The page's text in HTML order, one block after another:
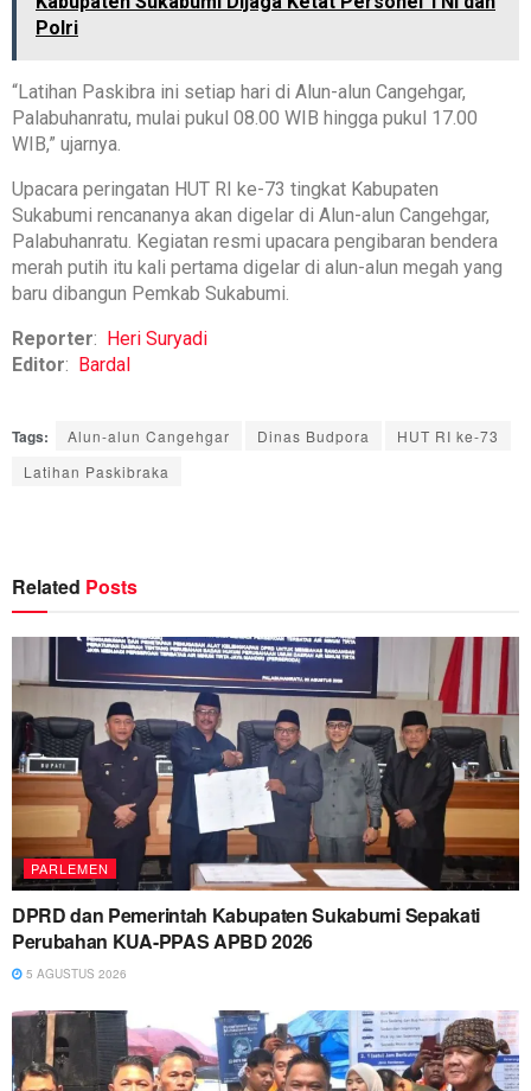
Polri
“Latihan Paskibra ini setiap hari di Alun-alun Cangehgar,
Palabuhanratu, mulai pukul 08.00 WIB hingga pukul 17.00
WIB,” ujarnya.
Upacara peringatan HUT RI ke-73 tingkat Kabupaten
Sukabumi rencananya akan digelar di Alun-alun Cangehgar,
Palabuhanratu. Kegiatan resmi upacara pengibaran bendera
merah putih itu kali pertama digelar di alun-alun megah yang
baru dibangun Pemkab Sukabumi.
Reporter: Heri Suryadi
Editor: Bardal
Tags: Alun-alun Cangehgar Dinas Budpora
HUT RI ke-73
Latihan Paskibraka
Related Posts
PARLEMEN
DPRD dan Pemerintah Kabupaten Sukabumi Sepakati
Perubahan KUA-PPAS APBD 2026
5 AGUSTUS 2026